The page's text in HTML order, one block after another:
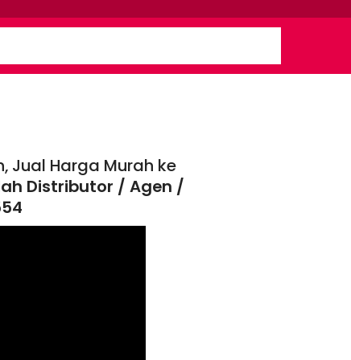
Jual Harga Murah ke
Distributor / Agen /